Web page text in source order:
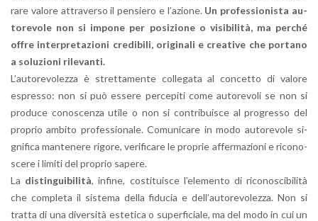
ra­re va­lo­re at­tra­ver­so il pen­sie­ro e l’a­zio­ne. Un pro­fes­sio­ni­sta au­
to­re­vo­le non si im­po­ne per po­si­zio­ne o vi­si­bi­li­tà, ma per­ché
offre in­ter­pre­ta­zio­ni cre­di­bi­li, ori­gi­na­li e crea­ti­ve che por­ta­no
a so­lu­zio­ni ri­le­van­ti.
L’au­to­re­vo­lez­za è stret­ta­men­te col­le­ga­ta al con­cet­to di va­lo­re
espres­so: non si può es­se­re per­ce­pi­ti come au­to­re­vo­li se non si
pro­du­ce co­no­scen­za utile o non si con­tri­bui­sce al pro­gres­so del
pro­prio am­bi­to pro­fes­sio­na­le. Co­mu­ni­ca­re in modo au­to­re­vo­le si­
gni­fi­ca man­te­ne­re ri­go­re, ve­ri­fi­ca­re le pro­prie af­fer­ma­zio­ni e ri­co­no­
sce­re i li­mi­ti del pro­prio sa­pe­re.
La di­stin­gui­bi­li­tà, in­fi­ne, co­sti­tui­sce l’e­le­men­to di ri­co­no­sci­bi­li­tà
che com­ple­ta il si­ste­ma della fi­du­cia e del­l’au­to­re­vo­lez­za. Non si
trat­ta di una di­ver­si­tà este­ti­ca o su­per­fi­cia­le, ma del modo in cui un